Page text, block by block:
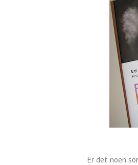
Er det noen